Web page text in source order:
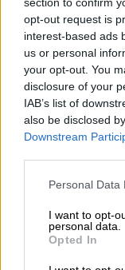
opt-out request is
interest-based ads
us or personal
your opt-out. You
disclosure of your
IAB’s list of
also be disclosed
Downstream
Please note that
not limited to your
grant or deny
use your data for
consent section.
Personal Data
I want to opt-
personal data.
Opted In
ΔΙΑΒΑΣΤΕ
Κόσμος|
Ερντογάν: Η
κόσμου –
Όπως είπε, το
μια
άμυνα της